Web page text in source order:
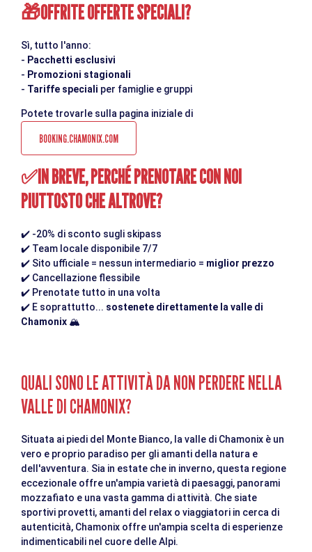
🎁OFFRITE OFFERTE SPECIALI?
Sì, tutto l'anno:
- Pacchetti esclusivi
- Promozioni stagionali
- Tariffe speciali per famiglie e gruppi
Potete trovarle sulla pagina iniziale di
BOOKING.CHAMONIX.COM
✅ IN BREVE, PERCHÉ PRENOTARE CON NOI
PIUTTOSTO CHE ALTROVE?
✔️ -20% di sconto sugli skipass
✔️ Team locale disponibile 7/7
✔️ Sito ufficiale = nessun intermediario = miglior prezzo
✔️ Cancellazione flessibile
✔️ Prenotate tutto in una volta
✔️ E soprattutto... sostenete direttamente la valle di
Chamonix 🏔️
QUALI SONO LE ATTIVITÀ DA NON PERDERE NELLA
VALLE DI CHAMONIX?
Situata ai piedi del Monte Bianco, la valle di Chamonix è un
vero e proprio paradiso per gli amanti della natura e
dell'avventura. Sia in estate che in inverno, questa regione
eccezionale offre un'ampia varietà di paesaggi, panorami
mozzafiato e una vasta gamma di attività. Che siate
sportivi provetti, amanti del relax o viaggiatori in cerca di
autenticità, Chamonix offre un'ampia scelta di esperienze
indimenticabili nel cuore delle Alpi.